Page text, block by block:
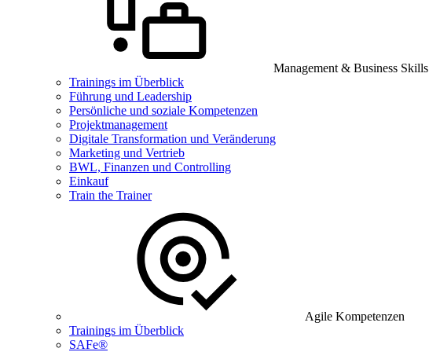
Management & Business Skills
Trainings im Überblick
Führung und Leadership
Persönliche und soziale Kompetenzen
Projektmanagement
Digitale Transformation und Veränderung
Marketing und Vertrieb
BWL, Finanzen und Controlling
Einkauf
Train the Trainer
Agile Kompetenzen
Trainings im Überblick
SAFe®